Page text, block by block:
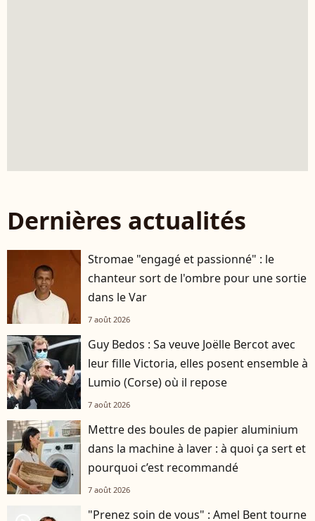
Dernières actualités
Stromae "engagé et passionné" : le
chanteur sort de l'ombre pour une sortie
dans le Var
7 août 2026
Guy Bedos : Sa veuve Joëlle Bercot avec
leur fille Victoria, elles posent ensemble à
Lumio (Corse) où il repose
7 août 2026
Mettre des boules de papier aluminium
dans la machine à laver : à quoi ça sert et
pourquoi c’est recommandé
7 août 2026
"Prenez soin de vous" : Amel Bent tourne